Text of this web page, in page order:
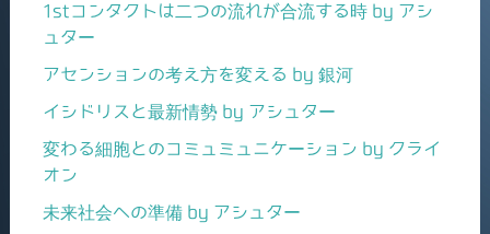
1stコンタクトは二つの流れが合流する時 by アシ
ュター
アセンションの考え方を変える by 銀河
イシドリスと最新情勢 by アシュター
変わる細胞とのコミュミュニケーション by クライ
オン
未来社会への準備 by アシュター